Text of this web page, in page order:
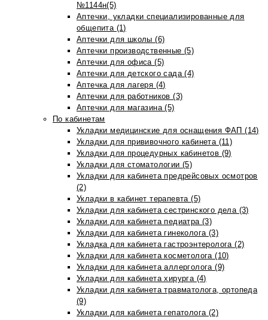
№1144н(5)
Аптечки, укладки специализированные для
общепита (1)
Аптечки для школы (6)
Аптечки производственные (5)
Аптечки для офиса (5)
Аптечки для детского сада (4)
Аптечка для лагеря (4)
Аптечки для работников (3)
Аптечки для магазина (5)
По кабинетам
Укладки медицинские для оснащения ФАП (14)
Укладки для прививочного кабинета (11)
Укладки для процедурных кабинетов (9)
Укладки для стоматологии (5)
Укладки для кабинета предрейсовых осмотров
(2)
Укладки в кабинет терапевта (5)
Укладки для кабинета сестринского дела (3)
Укладки для кабинета педиатра (3)
Укладки для кабинета гинеколога (3)
Укладка для кабинета гастроэнтеролога (2)
Укладки для кабинета косметолога (10)
Укладки для кабинета аллерголога (9)
Укладки для кабинета хирурга (4)
Укладки для кабинета травматолога, ортопеда
(9)
Укладки для кабинета гепатолога (2)